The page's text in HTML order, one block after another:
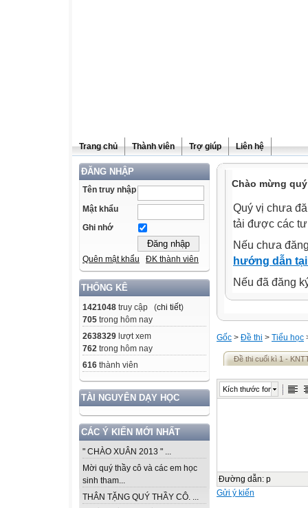
Trang chủ Thành viên Trợ giúp Liên hệ
ĐĂNG NHẬP
Tên truy nhập
Mật khẩu
Ghi nhớ
Quên mật khẩu ĐK thành viên
THỐNG KÊ
1421048 truy cập (chi tiết)
705 trong hôm nay
2638329 lượt xem
762 trong hôm nay
616 thành viên
TÀI NGUYÊN DẠY HỌC
CÁC Ý KIẾN MỚI NHẤT
" CHÀO XUÂN 2013 " ...
Mời quý thầy cô và các em học
sinh tham...
THÂN TẶNG QUÝ THẦY CÔ. ...
Chào mừng
Quý vị chưa
tải được các
Nếu chưa
hướng dẫn
Nếu đã đăng
Gốc > Đề thi > Tiểu học
Đề thi cuối kì 1 -
Kích thước font
Đường dẫn: p
Gửi ý kiến